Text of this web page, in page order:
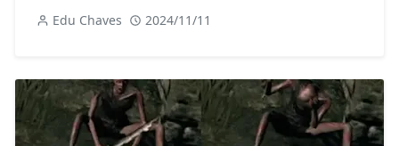
Edu Chaves 2024/11/11